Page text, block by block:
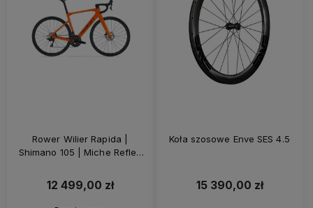
Rower Wilier Rapida |
Shimano 105 | Miche Reflex
12 499,00 zł
Koła szosowe Enve SES 4.5
15 390,00 zł